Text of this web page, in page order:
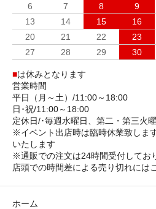
6
7 8 9
13
14 15 16
20
21 22 23
27
28 29 30
■は休みとなります
営業時間
平日（月～土）/11:00～18:00
日･祝/11:00～18:00
定休日/･毎週水曜日、第二・第三火
※イベント出店時は臨時休業致しま
いたします
※通販での注文は24時間受付してお
店頭での時間差による売り切れには
ホーム